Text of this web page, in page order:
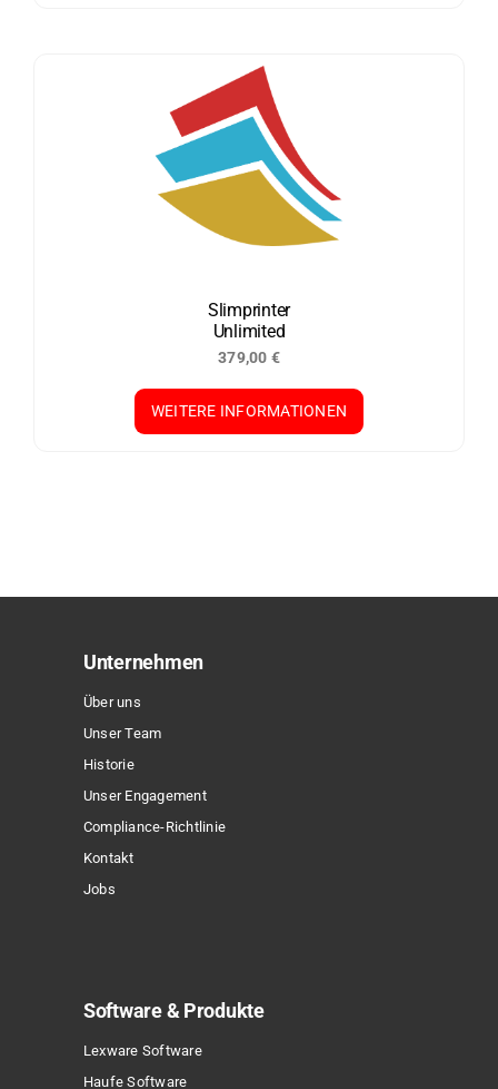
Slimprinter
Unlimited
379,00 €
WEITERE INFORMATIONEN
Unternehmen
Über uns
Unser Team
Historie
Unser Engagement
Compliance-Richtlinie
Kontakt
Jobs
Software & Produkte
Lexware Software
Haufe Software